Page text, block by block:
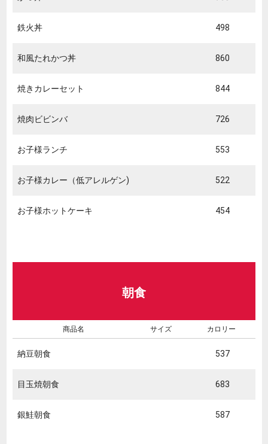
鉄火丼 498
和風たれかつ丼 860
焼きカレーセット 844
焼肉ビビンバ 726
お子様ランチ 553
お子様カレー（低アレルゲン) 522
お子様ホットケーキ 454
朝食
商品名 サイズ カロリー
納豆朝食 537
目玉焼朝食 683
銀鮭朝食 587